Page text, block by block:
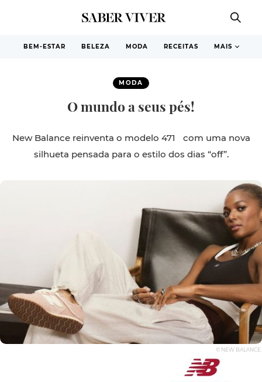
BEM-ESTAR BELEZA MODA RECEITAS MAIS
MODA
O mundo a seus pés!
New Balance reinventa o modelo 471 com uma nova
silhueta pensada para o estilo dos dias “off”.
© NEW BALANCE.